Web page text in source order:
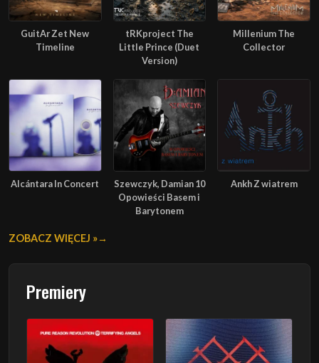
GuitAr Zet New
Timeline
tRKproject The
Little Prince (Duet
Version)
Millenium The
Collector
Alcántara In Concert
Szewczyk, Damian 10
Opowieści Basem i
Barytonem
Ankh Z wiatrem
ZOBACZ WIĘCEJ »
Premiery